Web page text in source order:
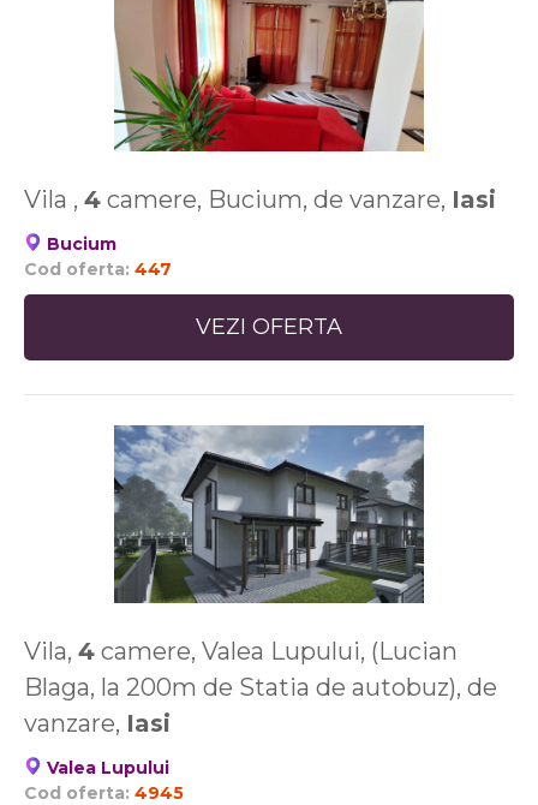
Vila , 4 camere, Bucium, de vanzare, Iasi
Bucium
Cod oferta: 447
VEZI OFERTA
Vila, 4 camere, Valea Lupului, (Lucian
Blaga, la 200m de Statia de autobuz), de
vanzare, Iasi
Valea Lupului
Cod oferta: 4945